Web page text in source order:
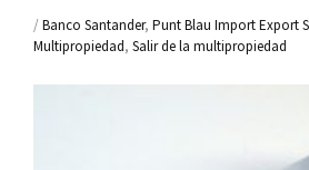
/Banco Santander, Punt Blau Import Export
Multipropiedad, Salir de la multipropiedad